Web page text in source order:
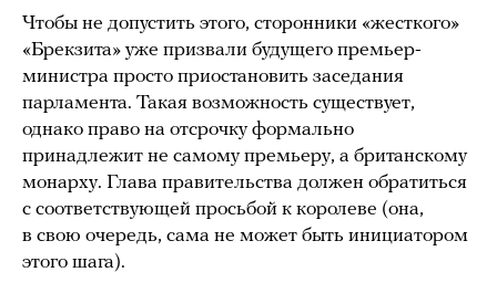
Чтобы не допустить этого, сторонники «жесткого»
«Брекзита» уже призвали будущего премьер-
министра просто приостановить заседания
парламента. Такая возможность существует,
однако право на отсрочку формально
принадлежит не самому премьеру, а британскому
монарху. Глава правительства должен обратиться
с соответствующей просьбой к королеве (она,
в свою очередь, сама не может быть инициатором
этого шага).